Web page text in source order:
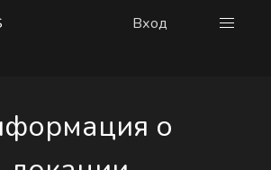
Вход
о